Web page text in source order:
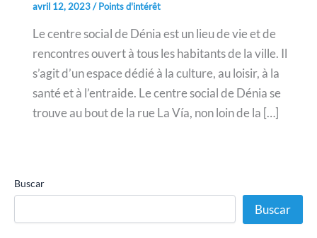
avril 12, 2023/Points d'intérêt
Le centre social de Dénia est un lieu de vie et de
rencontres ouvert à tous les habitants de la ville. Il
s’agit d’un espace dédié à la culture, au loisir, à la
santé et à l’entraide. Le centre social de Dénia se
trouve au bout de la rue La Vía, non loin de la […]
Buscar
Buscar